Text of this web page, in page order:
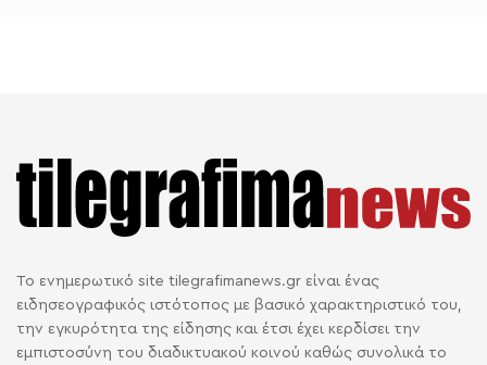
Το ενημερωτικό site tilegrafimanews.gr είναι ένας
ειδησεογραφικός ιστότοπος με βασικό χαρακτηριστικό του,
την εγκυρότητα της είδησης και έτσι έχει κερδίσει την
εμπιστοσύνη του διαδικτυακού κοινού καθώς συνολικά το